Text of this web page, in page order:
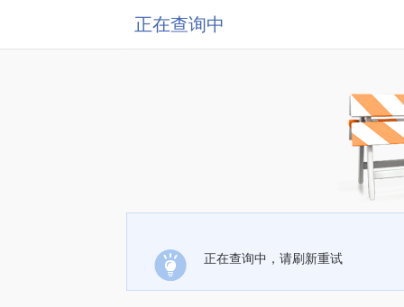
正在查询中
正在查询中，请刷新重试